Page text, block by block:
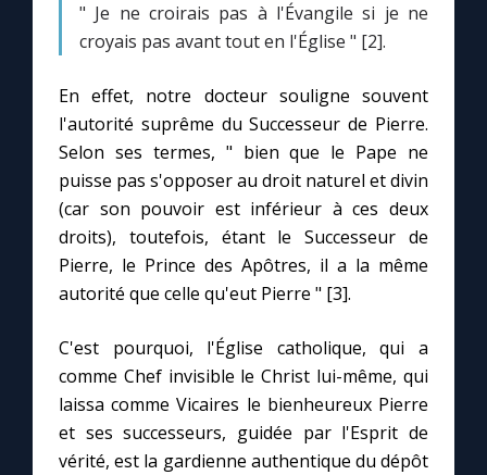
" Je ne croirais pas à l'Évangile si je ne
croyais pas avant tout en l'Église " [2].
En effet, notre docteur souligne souvent
l'autorité suprême du Successeur de Pierre.
Selon ses termes, " bien que le Pape ne
puisse pas s'opposer au droit naturel et divin
(car son pouvoir est inférieur à ces deux
droits), toutefois, étant le Successeur de
Pierre, le Prince des Apôtres, il a la même
autorité que celle qu'eut Pierre " [3].
C'est pourquoi, l'Église catholique, qui a
comme Chef invisible le Christ lui-même, qui
laissa comme Vicaires le bienheureux Pierre
et ses successeurs, guidée par l'Esprit de
vérité, est la gardienne authentique du dépôt